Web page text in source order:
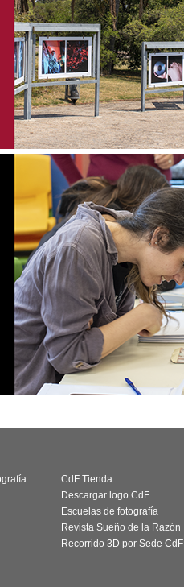
CdF Tienda
Descargar logo CdF
Escuelas de fotografía
Revista Sueño de la Razón
Recorrido 3D por Sede CdF